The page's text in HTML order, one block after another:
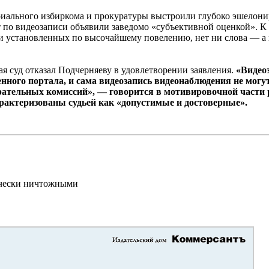
избиркома и прокуратуры выстроили глубоко
видеозаписи объявили заведомо «субъективной оценкой».
установленных по высочайшему повелению, нет ни слова —
отказал Подчерняеву в удовлетворении заявления.
портала, и сама видеозапись видеонаблюдения не
комиссий», — говорится в мотивировочной части
судьей как «допустимые и достоверные».
ничтожными